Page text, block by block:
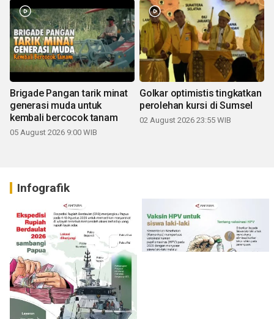
Brigade Pangan tarik minat
generasi muda untuk
kembali bercocok tanam
05 August 2026 9:00 WIB
Golkar optimistis tingkatkan
perolehan kursi di Sumsel
02 August 2026 23:55 WIB
Infografik